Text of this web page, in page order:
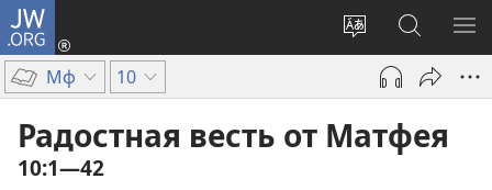
JW.ORG
Изменить
язык
сайта
Войти
(открывается
новом
окне)
Поиск
по
jw.org
Мф 10
Радостная весть от Матфея
10:1—42